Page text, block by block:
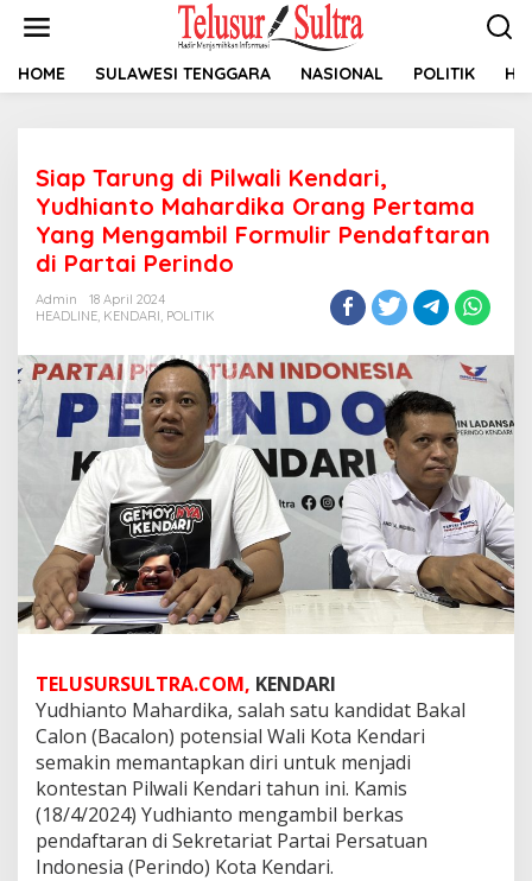
t
HOME SULAWESI TENGGARA NASIONAL POLITIK
Siap Tarung di Pilwali Kendari,
Yudhianto Mahardika Orang Pertama
Yang Mengambil Formulir Pendaftaran
di Partai Perindo
Admin
18 April 2024
HEADLINE, KENDARI, POLITIK
TELUSURSULTRA.COM, KENDARI
Yudhianto Mahardika, salah satu kandidat Bakal
Calon (Bacalon) potensial Wali Kota Kendari
semakin memantapkan diri untuk menjadi
kontestan Pilwali Kendari tahun ini. Kamis
(18/4/2024) Yudhianto mengambil berkas
pendaftaran di Sekretariat Partai Persatuan
Indonesia (Perindo) Kota Kendari.